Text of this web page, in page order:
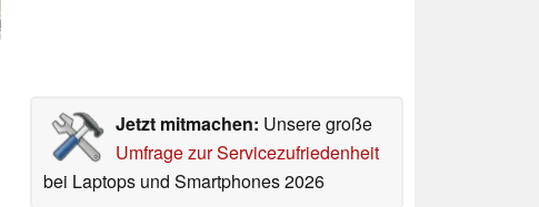
Jetzt mitmachen: Unsere große
Umfrage zur Servicezufriedenheit
bei Laptops und Smartphones 2026